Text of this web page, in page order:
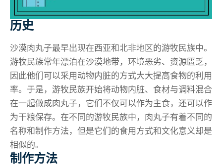
历史
沙漠肉丸子最早出现在西亚和北非地区的游牧民族中。
游牧民族常年漂泊在沙漠地带，环境恶劣、资源匮乏，
因此他们可以采用动物内脏的方式大大提高食物的利用
率。于是，游牧民族开始将动物内脏、食材与调料混合
在一起做成肉丸子，它们不仅可以作为主食，还可以作
为干粮保存。在不同的游牧民族中，肉丸子有着不同的
名称和制作方法，但是它们的食用方式和文化意义却是
相似的。
制作方法